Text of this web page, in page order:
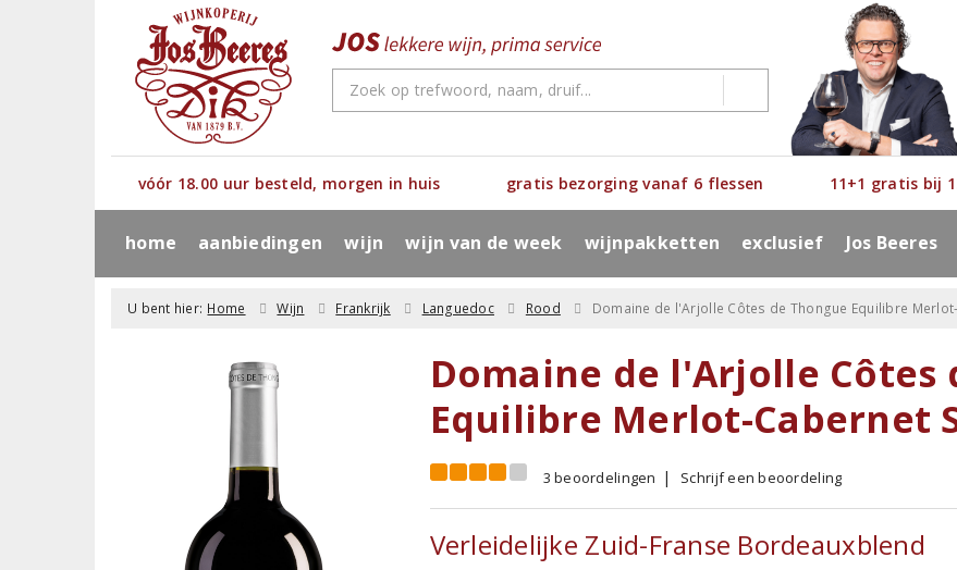
vóór 18.00 uur besteld, morgen in huis gratis bezorging vanaf 6 flessen 11+1 gratis bij
home aanbiedingen wijn wijn van de week wijnpakketten exclusief Jos Beeres
U bent hier: Home Wijn Frankrijk Languedoc Rood Domaine de l'Arjolle Côtes de Thongue Equilibre
Domaine de l'Arjolle Côtes
Equilibre Merlot-Cabernet
3 beoordelingen Schrijf een beoordeling
Verleidelijke Zuid-Franse Bordeauxblend